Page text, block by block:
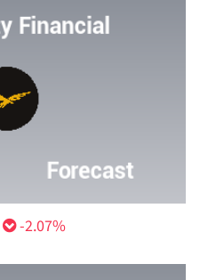
-2.07%